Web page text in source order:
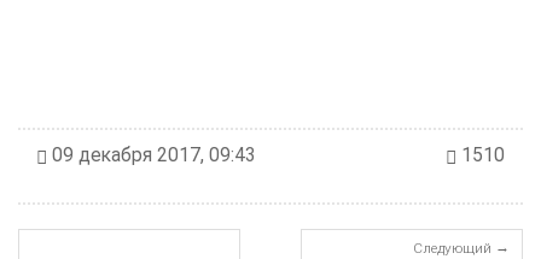
09 декабря 2017, 09:43 1510
Следующий